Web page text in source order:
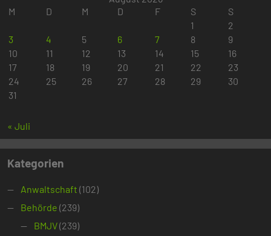
M
D M D F S
S
1
2
3
4 5 6 7 8
9
10
11 12 13 14 15
16
17
18 19 20 21 22
23
24
25 26 27 28 29
30
31
« Juli
Kategorien
Anwaltschaft (102)
Behörde (239)
BMJV(239)